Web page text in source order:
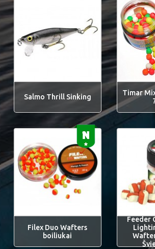
Salmo Thrill Sinking
Timar
Filex Duo Wafters
boiliukai
Feeder